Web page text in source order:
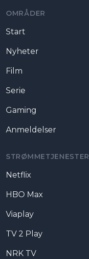
OMRÅDER
Start
Nyheter
Film
Serie
Gaming
Anmeldelser
STRØMMETJENESTER
Netflix
HBO Max
Viaplay
TV 2 Play
NRK TV